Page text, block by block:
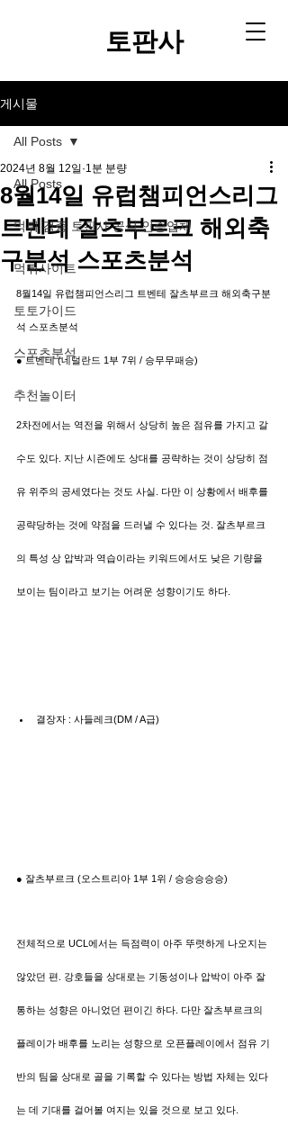
토판사​
게시물
All Posts
먹튀 검증 토판사 공식 인증업체
먹튀사이트
토토가이드
스포츠분석
추천놀이터
All Posts
8월14일 유럽챔피언스리그
트벤테 잘츠부르크 해외축
구분석 스포츠분석
2024년 8월 12일 1분 분량
8월14일 유럽챔피언스리그 트벤테 잘츠부르크 해외축구분
석 스포츠분석
● 트벤테 (네덜란드 1부 7위 / 승무무패승)
2차전에서는 역전을 위해서 상당히 높은 점유를 가지고 갈
수도 있다. 지난 시즌에도 상대를 공략하는 것이 상당히 점
유 위주의 공세였다는 것도 사실. 다만 이 상황에서 배후를
공략당하는 것에 약점을 드러낼 수 있다는 것. 잘츠부르크
의 특성 상 압박과 역습이라는 키워드에서도 낮은 기량을
보이는 팀이라고 보기는 어려운 성향이기도 하다.
결장자 : 사들레크(DM / A급)
● 잘츠부르크 (오스트리아 1부 1위 / 승승승승승)
전체적으로 UCL에서는 득점력이 아주 뚜렷하게 나오지는
않았던 편. 강호들을 상대로는 기동성이나 압박이 아주 잘
통하는 성향은 아니었던 편이긴 하다. 다만 잘츠부르크의
플레이가 배후를 노리는 성향으로 오픈플레이에서 점유 기
반의 팀을 상대로 골을 기록할 수 있다는 방법 자체는 있다
는 데 기대를 걸어볼 여지는 있을 것으로 보고 있다.